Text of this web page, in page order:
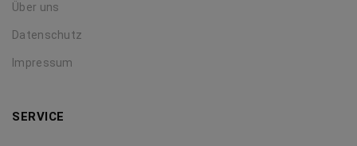
Über uns
Datenschutz
Impressum
SERVICE